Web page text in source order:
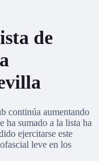
de
continúa aumentando
ha sumado a la lista ha
ejercitarse este
leve en los